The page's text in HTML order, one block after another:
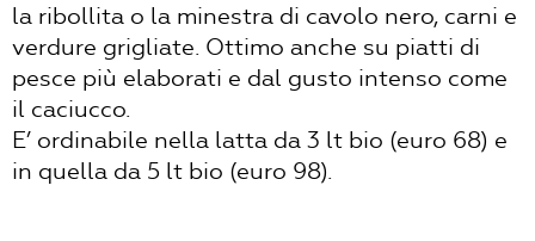
la ribollita o la minestra di cavolo nero, carni e
verdure grigliate. Ottimo anche su piatti di
pesce più elaborati e dal gusto intenso come
il caciucco.
E’ ordinabile nella latta da 3 lt bio (euro 68) e
in quella da 5 lt bio (euro 98).